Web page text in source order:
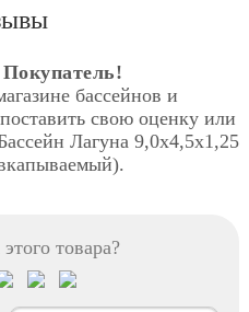
бассейнов и
свою оценку или
Лагуна 9,0х4,5х1,25
товара?